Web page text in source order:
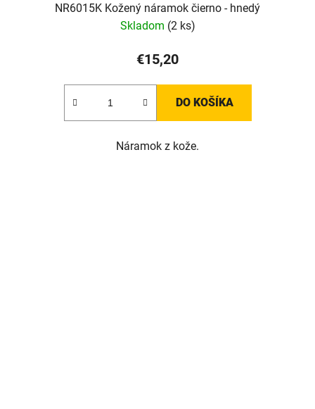
NR6015K Kožený náramok čierno - hnedý
Skladom (2 ks)
€15,20
DO KOŠÍKA
Náramok z kože.